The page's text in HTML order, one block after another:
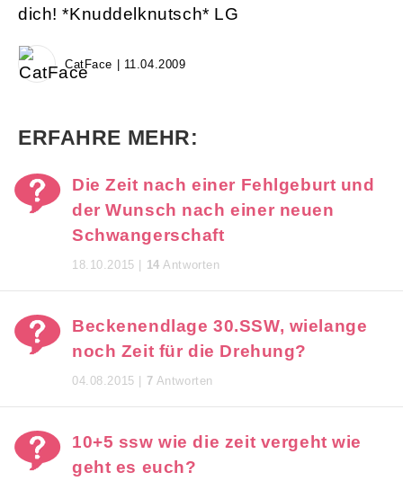
dich! *Knuddelknutsch* LG
CatFace | 11.04.2009
ERFAHRE MEHR:
Die Zeit nach einer Fehlgeburt und
der Wunsch nach einer neuen
Schwangerschaft
18.10.2015 | 14 Antworten
Beckenendlage 30.SSW, wielange
noch Zeit für die Drehung?
04.08.2015 | 7 Antworten
10+5 ssw wie die zeit vergeht wie
geht es euch?